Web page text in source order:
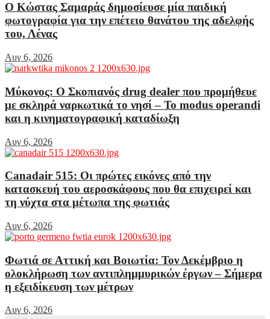
Ο Κώστας Σαμαράς δημοσίευσε μία παιδική
φωτογραφία για την επέτειο θανάτου της αδελφής
του, Λένας
Αυγ 6, 2026
Μύκονος: Ο Σκοπιανός drug dealer που προμήθευε
με σκληρά ναρκωτικά το νησί – Το modus operandi
και η κινηματογραφική καταδίωξη
Αυγ 6, 2026
Canadair 515: Οι πρώτες εικόνες από την
κατασκευή του αεροσκάφους που θα επιχειρεί και
τη νύχτα στα μέτωπα της φωτιάς
Αυγ 6, 2026
Φωτιά σε Αττική και Βοιωτία: Τον Δεκέμβριο η
ολοκλήρωση των αντιπλημμυρικών έργων – Σήμερα
η εξειδίκευση των μέτρων
Αυγ 6, 2026